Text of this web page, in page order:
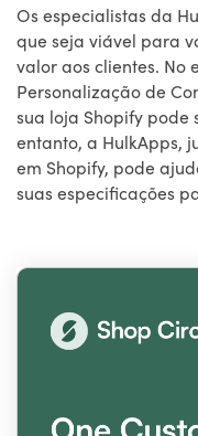
Os especialistas da
que seja viável para
valor aos clientes. No
Personalização de
sua loja Shopify pode
entanto, a HulkApps,
em Shopify, pode
suas especificações